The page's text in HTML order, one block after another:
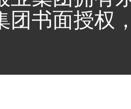
团书面授权